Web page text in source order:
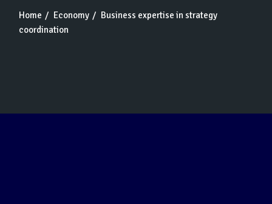
Home Economy
Business expertise in strategy
coordination